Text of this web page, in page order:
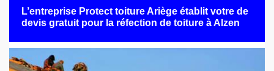
L’entreprise Protect toiture Ariège établit votre de
devis gratuit pour la réfection de toiture à Alzen